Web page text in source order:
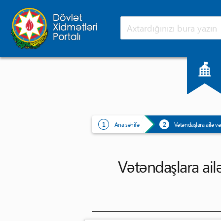
Ana səhifə Yeniliklər
Ana səhifə Vətəndaşlara ailə
Vətəndaşlara